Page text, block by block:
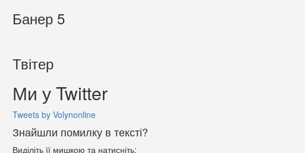
Банер 5
Твітер
Ми у Twitter
Tweets by Volynonline
Знайшли помилку в тексті?
Виділіть її мишкою та натисніть: